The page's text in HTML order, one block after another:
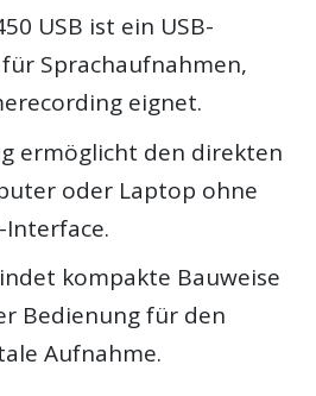
USB ist ein USB-
Sprachaufnahmen,
eignet.
ermöglicht den direkten
oder Laptop ohne
Interface.
kompakte Bauweise
Bedienung für den
Aufnahme.